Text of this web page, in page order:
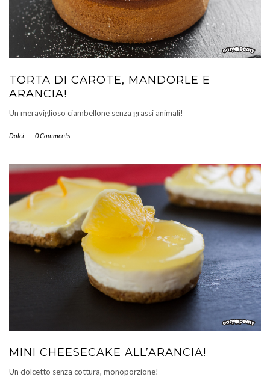
TORTA DI CAROTE, MANDORLE E
ARANCIA!
Un meraviglioso ciambellone senza grassi animali!
Dolci - 0 Comments
MINI CHEESECAKE ALL’ARANCIA!
Un dolcetto senza cottura, monoporzione!